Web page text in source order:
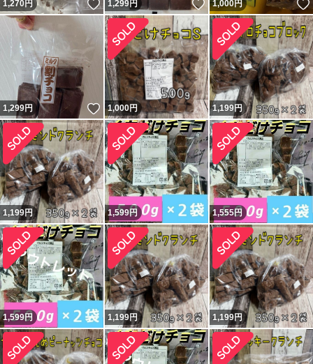
1,270円 いいね！
1,299円 いいね！
1,000円
1,299円 いいね！
1,000円 1,199円
1,199円 1,599円 1,555円
1,599円 1,199円 1,199円